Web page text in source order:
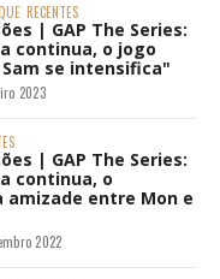
RECENTES
| GAP The Series:
continua, o jogo
se intensifica"
2023
| GAP The Series:
continua, o
entre Mon e
2022